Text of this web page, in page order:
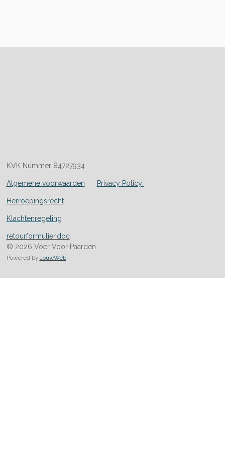
KVK Nummer 84727934
Algemene voorwaarden Privacy Policy
Herroepingsrecht
Klachtenregeling
retourformulier.doc
© 2026 Voer Voor Paarden
Powered by JouwWeb